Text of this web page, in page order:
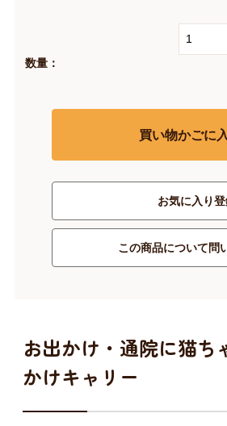
数量：
買い物かごに
お気に入り
この商品について問
お出かけ・通院に猫ち
かけキャリー